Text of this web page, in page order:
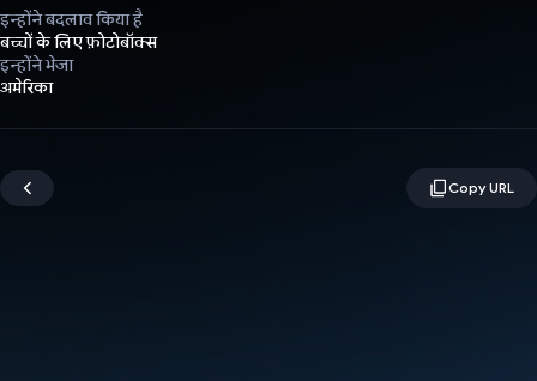
इन्होंने बदलाव किया है
बच्चों के लिए फ़ोटोबॉक्स
इन्होंने भेजा
अमेरिका